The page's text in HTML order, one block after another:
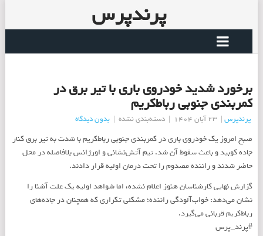
پرندپرس
برخورد شدید خودروی باری با تیر برق در
کمربندی جنوبی رباط‌کریم
پرندپرس| 23 آبان 1404 | دسته‌بندی نشده | بدون دیدگاه
صبح امروز یک خودروی باری در کمربندی جنوبی رباط‌کریم با شدت به تیر برق کنار
جاده کوبید و باعث سقوط آن شد. تیم آتش‌نشانی و اورژانس بلافاصله در محل
حاضر شدند و راننده مصدوم را تحت درمان اولیه قرار دادند.
گزارش نهایی کارشناسان هنوز اعلام نشده، اما شواهد اولیه یک علت آشنا را
نشان می‌دهد: خواب‌آلودگی راننده؛ مشکلی تکراری که همچنان در جاده‌های
رباط‌کریم قربانی می‌گیرد.
#پرند_پرس